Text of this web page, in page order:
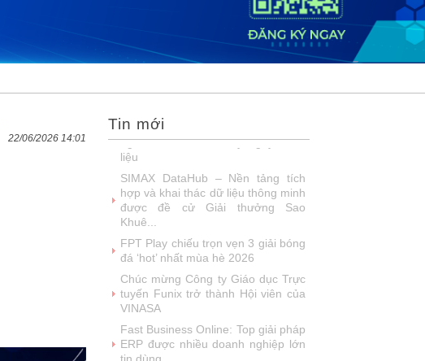
22/06/2026 14:01
Tin mới
DOOH thế hệ mới: Khi quảng cáo
ngoài trời bước vào kỷ nguyên dữ
SIMAX DataHub – Nền tảng tích
FPT Play chiếu trọn vẹn 3 giải bóng
đá ‘hot’ nhất mùa hè 2026
Chúc mừng Công ty Giáo dục Trực
tuyến Funix trở thành Hội viên của
VINASA
Fast Business Online: Top giải pháp
ERP được nhiều doanh nghiệp lớn
tin dùng
FPT khẳng định năng lực làm chủ
công nghệ lõi với loạt giải Sao Khuê
lần thứ 23
Talent Solution - giải pháp tuyển
dụng ứng dụng AI được vinh danh
tại Sao Khuê 2026